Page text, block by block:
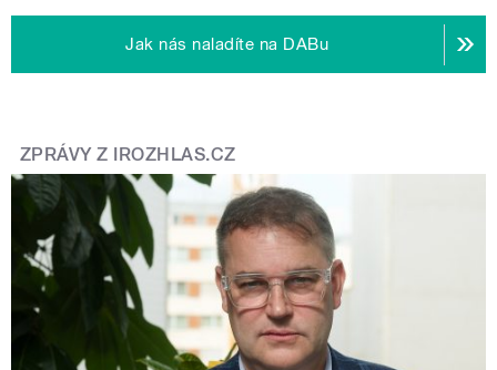
Jak nás naladíte na DABu
ZPRÁVY Z IROZHLAS.CZ